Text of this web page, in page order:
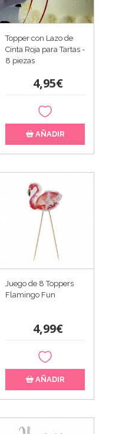
Topper con Lazo de
Cinta Roja para Tartas -
8 piezas
4,95€
AÑADIR
Juego de 8 Toppers
Flamingo Fun
4,99€
AÑADIR